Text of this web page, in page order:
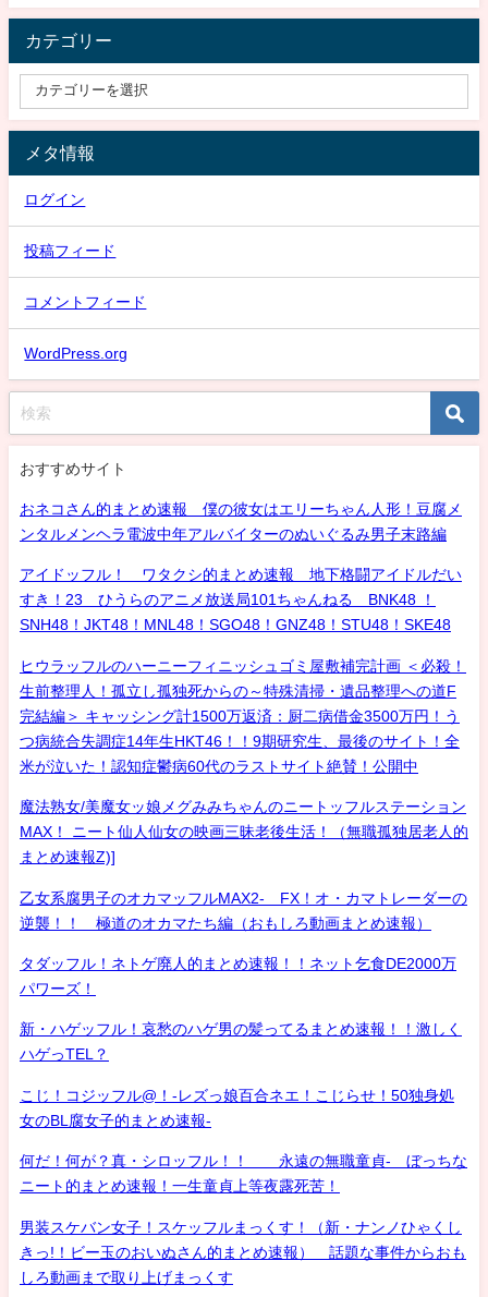
カテゴリー
メタ情報
ログイン
投稿フィード
コメントフィード
WordPress.org
おすすめサイト
おネコさん的まとめ速報 僕の彼女はエリーちゃん人形！豆腐メ
ンタルメンヘラ電波中年アルバイターのぬいぐるみ男子末路編
アイドッフル！ ワタクシ的まとめ速報 地下格闘アイドルだい
すき！23 ひうらのアニメ放送局101ちゃんねる BNK48 ！
SNH48！JKT48！MNL48！SGO48！GNZ48！STU48！SKE48
ヒウラッフルのハーニーフィニッシュゴミ屋敷補完計画 ＜必殺！
生前整理人！孤立し孤独死からの～特殊清掃・遺品整理への道F
完結編＞ キャッシング計1500万返済：厨二病借金3500万円！う
つ病統合失調症14年生HKT46！！9期研究生、最後のサイト！全
米が泣いた！認知症鬱病60代のラストサイト絶賛！公開中
魔法熟女/美魔女ッ娘メグみみちゃんのニートッフルステーション
MAX！ ニート仙人仙女の映画三昧老後生活！（無職孤独居老人的
まとめ速報Z)]
乙女系腐男子のオカマッフルMAX2- FX！オ・カマトレーダーの
逆襲！！ 極道のオカマたち編（おもしろ動画まとめ速報）
タダッフル！ネトゲ廃人的まとめ速報！！ネット乞食DE2000万
パワーズ！
新・ハゲッフル！哀愁のハゲ男の髪ってるまとめ速報！！激しく
ハゲっTEL？
こじ！コジッフル@！-レズっ娘百合ネエ！こじらせ！50独身処
女のBL腐女子的まとめ速報-
何だ！何が？真・シロッフル！！ 永遠の無職童貞- ぼっちな
ニート的まとめ速報！一生童貞上等夜露死苦！
男装スケバン女子！スケッフルまっくす！（新・ナンノひゃくし
きっ!！ビー玉のおいぬさん的まとめ速報） 話題な事件からおも
しろ動画まで取り上げまっくす